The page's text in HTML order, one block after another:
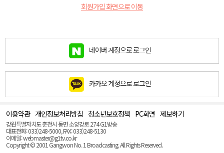
회원가입 화면으로 이동
네이버 계정으로 로그인
카카오 계정으로 로그인
이용약관 개인정보처리방침 청소년보호정책 PC화면 제보하기
강원특별자치도 춘천시 동면 소양강로 274 G1방송
대표전화: 033)248-5000, FAX: 033)248-5130
이메일: webmaster@g1tv.co.kr
Copyright © 2001 Gangwon No. 1 Broadcasting. All Rights Reserved.